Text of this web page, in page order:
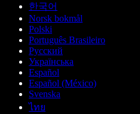
한국어
Norsk bokmål
Polski
Português Brasileiro
Русский
Українська
Español
Español (México)
Svenska
ไทย